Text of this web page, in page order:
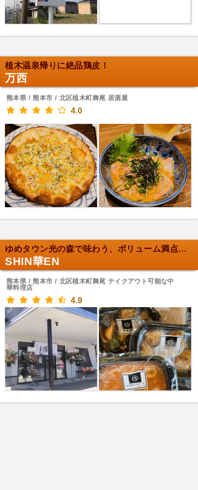
植木温泉帰りに絶品鶏皮！
万西
熊本県 / 熊本市 / 北区植木町舞尾 居酒屋
4.0
ゆめタウン光の森で味わう、ボリューム満点のお弁当！
SHIN華EN
熊本県 / 熊本市 / 北区植木町舞尾 テイクアウト可能な中
華料理店
4.9